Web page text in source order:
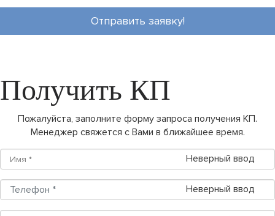
Отправить заявку!
Получить КП
Пожалуйста, заполните форму запроса получения КП.
Менеджер свяжется с Вами в ближайшее время.
Неверный ввод
Неверный ввод